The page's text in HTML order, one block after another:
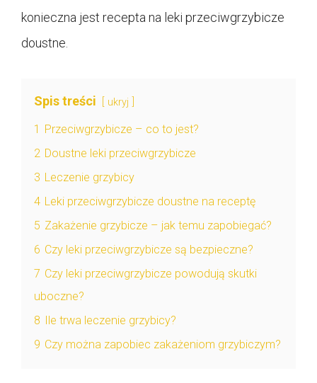
konieczna jest recepta na leki przeciwgrzybicze
doustne.
Spis treści ukryj
1 Przeciwgrzybicze – co to jest?
2 Doustne leki przeciwgrzybicze
3 Leczenie grzybicy
4 Leki przeciwgrzybicze doustne na receptę
5 Zakażenie grzybicze – jak temu zapobiegać?
6 Czy leki przeciwgrzybicze są bezpieczne?
7 Czy leki przeciwgrzybicze powodują skutki
uboczne?
8 Ile trwa leczenie grzybicy?
9 Czy można zapobiec zakażeniom grzybiczym?